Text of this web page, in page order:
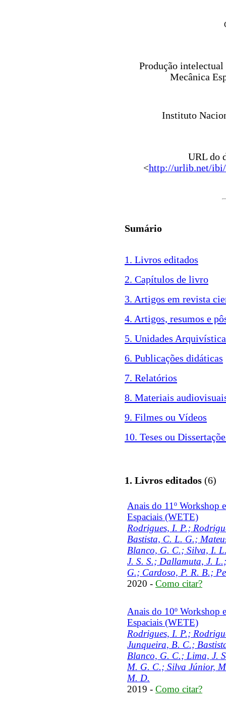
Produção intelectual
Mecânica
Instituto
URL do
<http://urlib.net/
Sumário
1. Livros editados
2. Capítulos de livro
3. Artigos em revista
4. Artigos, resumos e
5. Unidades
6. Publicações didáticas
7. Relatórios
8. Materiais
9. Filmes ou Vídeos
10. Teses ou
1. Livros editados (6)
Anais do 11º Workshop
Espaciais (WETE)
Rodrigues, I. P.;
Bastista, C. L. G.;
Blanco, G. C.; Silva, I.
J. S. S.; Dallamuta, J.
G.; Cardoso, P. R. B.;
2020 - Como citar?
Anais do 10º Workshop
Espaciais (WETE)
Rodrigues, I. P.;
Junqueira, B. C.;
Blanco, G. C.; Lima, J.
M. G. C.; Silva Júnior,
M. D.
2019 - Como citar?